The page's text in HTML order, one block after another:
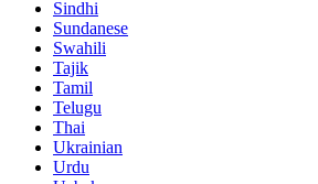
Sindhi
Sundanese
Swahili
Tajik
Tamil
Telugu
Thai
Ukrainian
Urdu